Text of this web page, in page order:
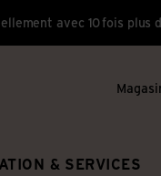
avec 10 fois plus
& SERVICES